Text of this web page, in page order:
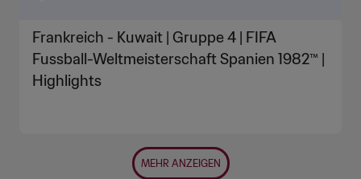
Frankreich - Kuwait | Gruppe 4 | FIFA
Fussball-Weltmeisterschaft Spanien 1982™ |
Highlights
MEHR ANZEIGEN